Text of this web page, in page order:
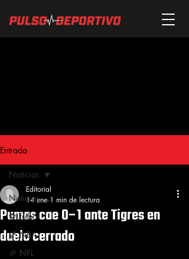
Entrada
Noticias
⚽ Fútbol
🏀 NBA
🏈 NFL
Noticias
Pumas cae 0–1 ante Tigres en
duelo cerrado
Editorial
14 ene 1 min de lectura